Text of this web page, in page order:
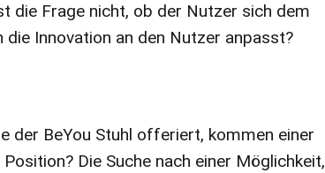
die Frage nicht, ob der Nutzer sich dem
Innovation an den Nutzer anpasst?
der BeYou Stuhl offeriert, kommen einer
Die Suche nach einer Möglichkeit,